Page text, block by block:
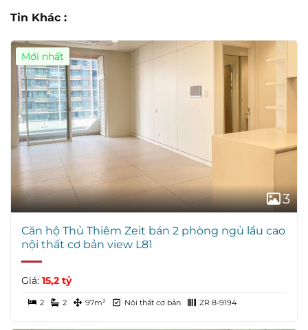
Tin Khác :
Mới nhất
3
Căn hộ Thủ Thiêm Zeit bán 2 phòng ngủ lầu cao
nội thất cơ bản view L81
Giá: 15,2 tỷ
2 2 97m² Nội thất cơ bản ZR 8-9194